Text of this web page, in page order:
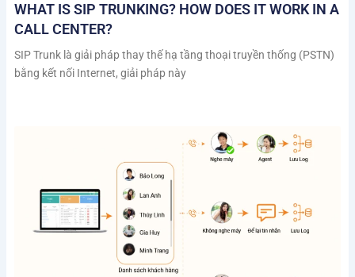
WHAT IS SIP TRUNKING? HOW DOES IT WORK IN A
CALL CENTER?
SIP Trunk là giải pháp thay thế hạ tầng thoại truyền thống (PSTN)
bằng kết nối Internet, giải pháp này